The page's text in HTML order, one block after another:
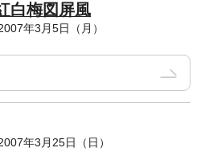
白梅図屏風
年3月5日（月）
年3月25日（日）